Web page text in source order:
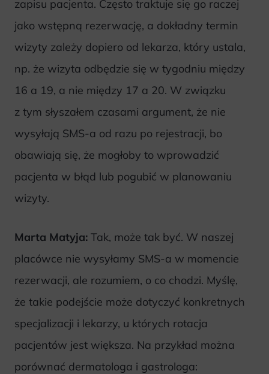
zapisu pacjenta. Często traktuje się go raczej
jako wstępną rezerwację, a dokładny termin
wizyty zależy dopiero od lekarza, który ustala,
np. że wizyta odbędzie się w tygodniu między
16 a 19, a nie między 17 a 20. W związku
z tym słyszałem czasami argument, że nie
wysyłają SMS-a od razu po rejestracji, bo
obawiają się, że mogłoby to wprowadzić
pacjenta w błąd lub pogubić w planowaniu
wizyty.
Marta Matyja: Tak, może tak być. W naszej
placówce nie wysyłamy SMS-a w momencie
rezerwacji, ale rozumiem, o co chodzi. Myślę,
że takie podejście może dotyczyć konkretnych
specjalizacji i lekarzy, u których rotacja
pacjentów jest większa. Na przykład można
porównać dermatologa i gastrologa: